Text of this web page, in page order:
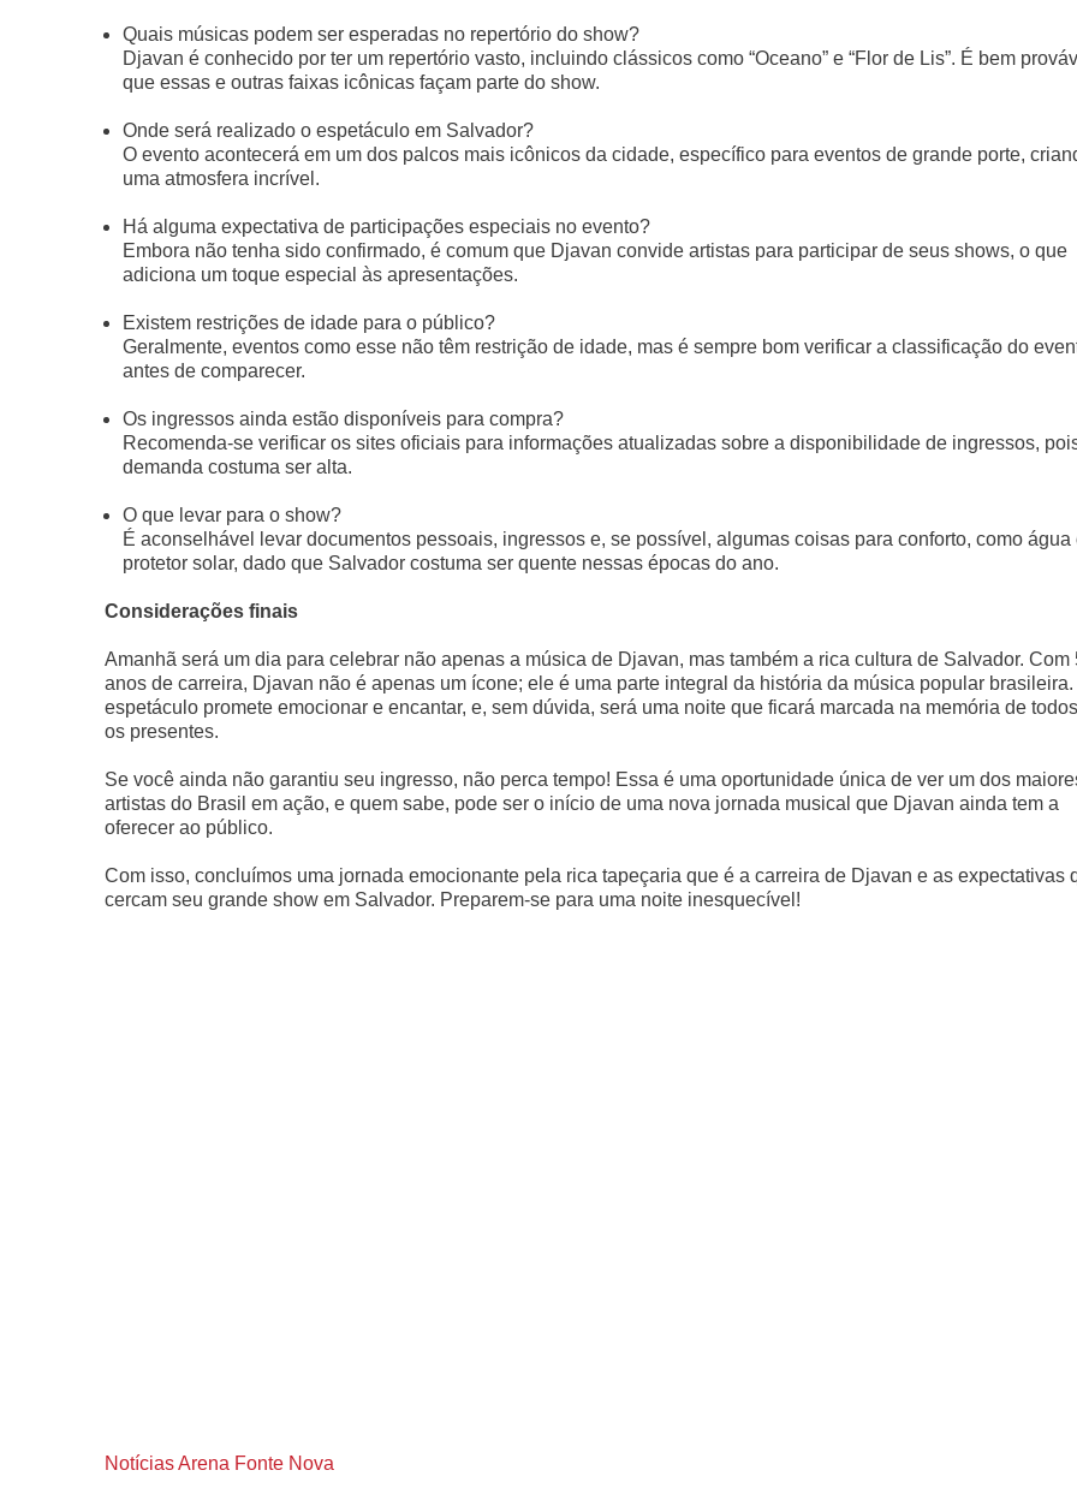
Quais músicas podem ser esperadas no repertório do show?
Djavan é conhecido por ter um repertório vasto, incluindo clássicos como “Oceano” e “Flor de Lis”. É bem
que essas e outras faixas icônicas façam parte do show.
Onde será realizado o espetáculo em Salvador?
O evento acontecerá em um dos palcos mais icônicos da cidade, específico para eventos de grande porte,
uma atmosfera incrível.
Há alguma expectativa de participações especiais no evento?
Embora não tenha sido confirmado, é comum que Djavan convide artistas para participar de seus shows, o que
adiciona um toque especial às apresentações.
Existem restrições de idade para o público?
Geralmente, eventos como esse não têm restrição de idade, mas é sempre bom verificar a classificação do
antes de comparecer.
Os ingressos ainda estão disponíveis para compra?
Recomenda-se verificar os sites oficiais para informações atualizadas sobre a disponibilidade de ingressos,
demanda costuma ser alta.
O que levar para o show?
É aconselhável levar documentos pessoais, ingressos e, se possível, algumas coisas para conforto, como água
protetor solar, dado que Salvador costuma ser quente nessas épocas do ano.
Considerações finais
Amanhã será um dia para celebrar não apenas a música de Djavan, mas também a rica cultura de Salvador. Com
anos de carreira, Djavan não é apenas um ícone; ele é uma parte integral da história da música popular brasileira.
espetáculo promete emocionar e encantar, e, sem dúvida, será uma noite que ficará marcada na memória de todos
os presentes.
Se você ainda não garantiu seu ingresso, não perca tempo! Essa é uma oportunidade única de ver um dos
artistas do Brasil em ação, e quem sabe, pode ser o início de uma nova jornada musical que Djavan ainda tem a
oferecer ao público.
Com isso, concluímos uma jornada emocionante pela rica tapeçaria que é a carreira de Djavan e as expectativas
cercam seu grande show em Salvador. Preparem-se para uma noite inesquecível!
Notícias Arena Fonte Nova